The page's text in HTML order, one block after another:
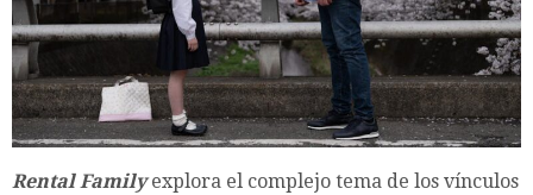
Rental Familyexplora el complejo tema de los vínculos